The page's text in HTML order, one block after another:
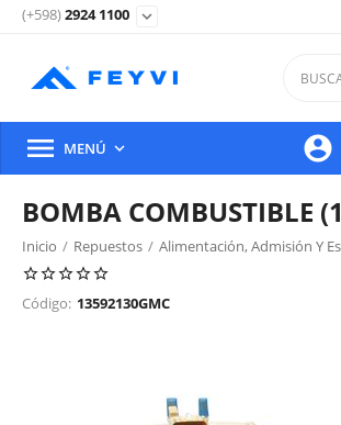
(+598)2924 1100 expand_more

 MENÚ 
BOMBA COMBUSTIBLE
Inicio / Repuestos / Alimentación, Admisión Y
Bomba Y Medidor De Combustible
Código: 13592130GMC